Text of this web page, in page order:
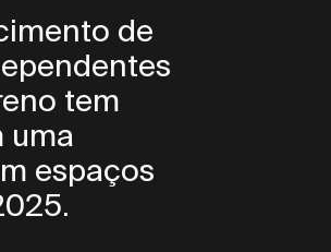
de
tem
uma
espaços